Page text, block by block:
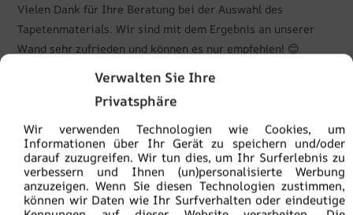
Verwalten Sie Ihre
Privatsphäre
Wir verwenden Technologien wie Cookies, um
Informationen über Ihr Gerät zu speichern und/oder
darauf zuzugreifen. Wir tun dies, um Ihr Surferlebnis zu
verbessern und Ihnen (un)personalisierte Werbung
anzuzeigen. Wenn Sie diesen Technologien zustimmen,
können wir Daten wie Ihr Surfverhalten oder eindeutige
Vielen Dank für Ihre Beratung bei der Auswahl des
Tapetenmaterials. Wir sind mit dem Ergebnis an unserer
Wand sehr zufrieden und können es nur empfehlen! 😊
06.05.2026
Die Qualität ist super! Ich bin sehr zufrieden ❤️
Manuela
Ich kann es nur empfehlen – es lohnt sich!!!